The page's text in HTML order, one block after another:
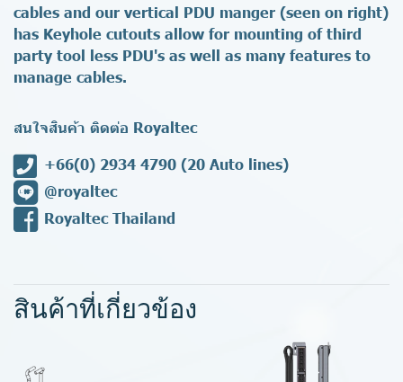
cables and our vertical PDU manger (seen on right)
has Keyhole cutouts allow for mounting of third
party tool less PDU's as well as many features to
manage cables.
สนใจสินค้า ติดต่อ Royaltec
+66(0) 2934 4790 (20 Auto lines)
@royaltec
Royaltec Thailand
สินค้าที่เกี่ยวข้อง